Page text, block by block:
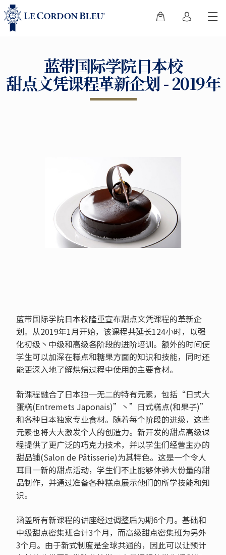
蓝带国际学院日本校
甜点文凭课程革新企划 - 2019年
蓝带国际学院日本校隆重宣布甜点文凭课程的革新企
划。从2019年1月开始，该课程共延长124小时，以强
化初级丶中级和高级各阶段的进阶培训。额外的时间使
学生可以加深在糕点和糖果方面的知识和技能，同时还
能更深入地了解烘焙过程中使用的主要食材。
新课程融合了日本独一无二的特有元素，包括“日式大
蛋糕(Entremets Japonais)”丶”日式糕点(和果子)”
和各种日本独家专业食材。随着每个阶段的进级，这些
元素也将大大激发个人的创造力。新开发的甜点高级课
程提供了更广泛的巧克力技术，并以学生们经营主办的
甜品铺(Salon de Pâtisserie)为其特色。这是一个令人
耳目一新的甜点活动，学生们不止能够体验大份量的甜
品制作，并通过准备各种糕点展示他们的所学技能和知
识。
涵盖所有新课程的讲座经过调整后为期6个月。基础和
中级甜点密集班合计3个月，而高级甜点密集班为另外
3个月。由于新式制度是全球共通的，因此可以让预计